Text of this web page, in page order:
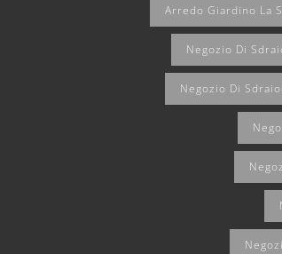
Arredo Giardino La
Negozio Di
Negozio Di